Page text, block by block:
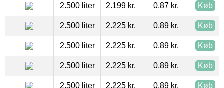
2.500 liter 2.199 kr. 0,87 kr. Køb
2.500 liter 2.225 kr. 0,89 kr. Køb
2.500 liter 2.225 kr. 0,89 kr. Køb
2.500 liter 2.225 kr. 0,89 kr. Køb
2.500 liter 2.225 kr. 0,89 kr. Køb